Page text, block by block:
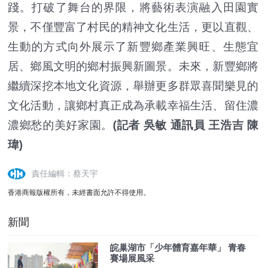
踐。打破了舞台的界限，將藝術表演融入田園實
景，不僅豐富了村民的精神文化生活，更以直觀、
生動的方式向外展示了新豐鄉產業興旺、生態宜
居、鄉風文明的鄉村振興新圖景。未來，新豐鄉將
繼續深挖本地文化資源，舉辦更多群眾喜聞樂見的
文化活動，讓鄉村真正成為承載幸福生活、留住濃
濃鄉愁的美好家園。 (記者 吳敏 通訊員 王浩吉 陳
瑋)
責任編輯：蔡天宇
香港商報版權所有，未經書面允許不得使用。
新聞
皖巢湖市「少年體育嘉年華」 青春
賽場展風采